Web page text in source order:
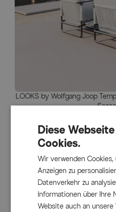
LOOKS by Wolfgang Joop
Diese
Cookies.
Wir verwenden
Anzeigen zu
Datenverkehr zu
Informationen über Ihre
Website auch an unsere